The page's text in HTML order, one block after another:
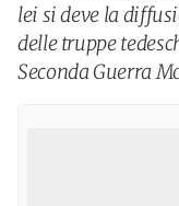
lei si deve la
delle truppe
Seconda Guerra